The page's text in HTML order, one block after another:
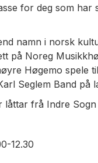
for deg som
namn i norsk
på Noreg
Høgemo spele
Seglem Band på
frå Indre Sogn
12.30